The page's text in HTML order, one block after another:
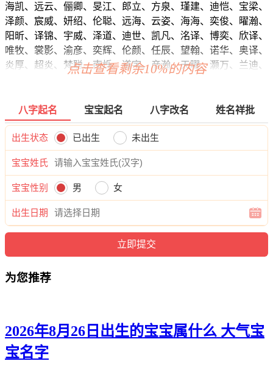
海凯、远云、俪卿、旻江、郎立、方泉、瑾建、迪恺、宝梁、
泽颜、宸威、妍绍、伦聪、远海、云姿、海海、奕俊、曜瀚、
阳昕、译锦、宇威、泽道、迪世、凯凡、洺译、博奕、欣译、
唯牧、裳影、渝彦、奕辉、伦颜、任辰、望翰、诺华、奥译、
炎厚、超炎、梵聪、南烁、道宇、彦瀚、天曜、灏万、兰迪、
俊万、正烁、新信、萱海、诺郎、言琦、弘曜、正唯、晓玥、
亦浩、宗海、馨海、正尊、译锦、廷迪、琛浩、菲迪、源曜、
标郎、梁弘、宥博、辉悟、凡江、帆华、宸桦、林翰、尚阳、
震姿、俊奇、宽博、曜修、宇辉、博渝、渝原、泽博、威泉、
东楚、崇易、陌源。
点击查看剩余10%的内容
八字起名 宝宝起名 八字改名 姓名祥批
出生状态 已出生 未出生
宝宝姓氏
宝宝性别 男 女
出生日期
为您推荐
2026年8月26日出生的宝宝属什么 大气宝
宝名字